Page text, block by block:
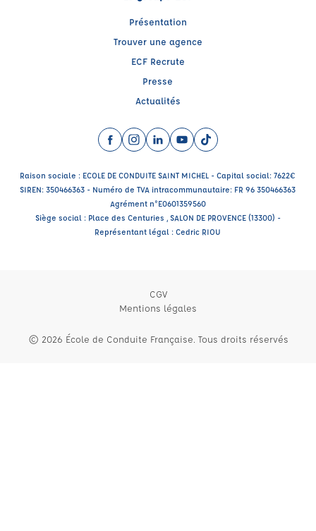
Présentation
Trouver une agence
ECF Recrute
Presse
Actualités
Facebook (nouvelle fenêtre)
Instagram (nouvelle fenêtre)
LinkedIn (nouvelle fenêtre)
YouTube (nouvelle fenêtre)
TikTok (nouvelle
Raison sociale : ECOLE DE CONDUITE SAINT MICHEL - Capital social: 7622€
SIREN: 350466363 - Numéro de TVA intracommunautaire: FR 96 350466363
Agrément n°E0601359560
Siège social : Place des Centuries , SALON DE PROVENCE (13300) -
Représentant légal : Cedric RIOU
CGV
Mentions légales
© 2026 École de Conduite Française. Tous droits réservés